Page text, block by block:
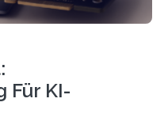
Für KI-